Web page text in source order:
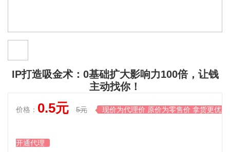
IP打造吸金术：0基础扩大影响力100倍，让钱
主动找你！
价格： 0.5元 5元  现价为代理价 原价为零售价 拿货更优惠
开通代理